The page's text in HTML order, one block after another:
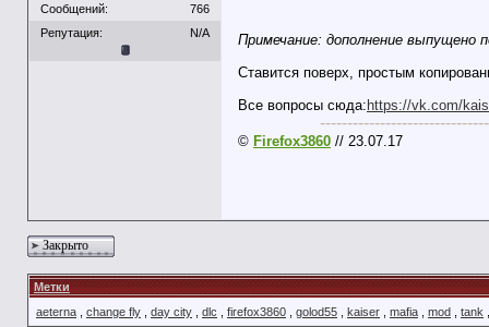
Сообщений:
766
Репутация:
N/A
Примечание: дополнение выпущено
Ставится поверх, простым
Все вопросы сюда: https://vk.com/
© Firefox3860 // 23.07.17
Закрыто
Метки
aeterna
change fly day city dlc firefox3860 golod55 kaiser mafia mod tank